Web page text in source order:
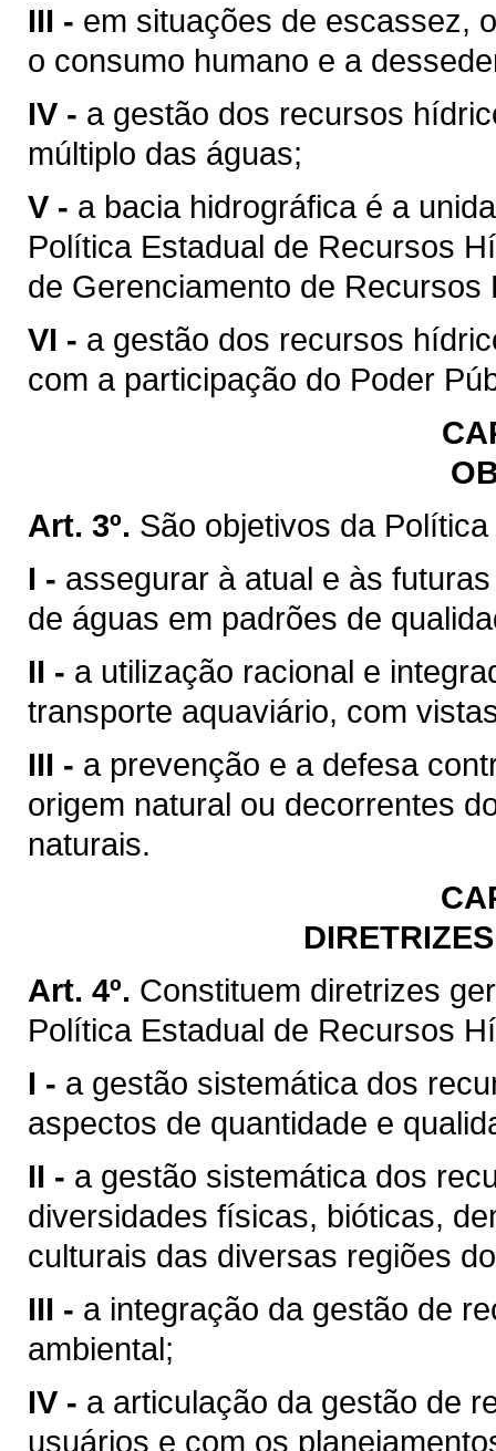
III - em situações de escassez,
o consumo humano e a
IV - a gestão dos recursos
múltiplo das águas;
V - a bacia hidrográfica é a
Política Estadual de Recursos
de Gerenciamento de Recursos
VI - a gestão dos recursos
com a participação do Poder
Art. 3º. São objetivos da
I - assegurar à atual e às
de águas em padrões de
II - a utilização racional e
transporte aquaviário, com
III - a prevenção e a defesa
origem natural ou decorrentes
naturais.
Art. 4º. Constituem diretrizes
Política Estadual de Recursos
I - a gestão sistemática dos
aspectos de quantidade e
II - a gestão sistemática dos
diversidades físicas, bióticas,
culturais das diversas regiões
III - a integração da gestão de
ambiental;
IV - a articulação da gestão de
usuários e com os